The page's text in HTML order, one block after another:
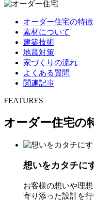
オーダー住宅の特徴
素材について
建築技術
地震対策
家づくりの流れ
よくある質問
関連記事
FEATURES
オーダー住宅の
想いをカタチに
お客様の想いや理
寄り添った設計を